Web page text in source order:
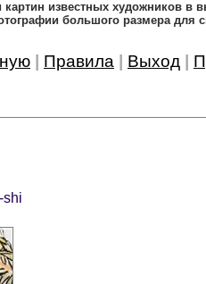
картин известных художников в
большого размера для
Правила Выход
shi